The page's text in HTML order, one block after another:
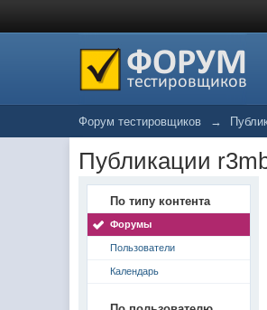
Форум тестировщиков →
Публикации
По типу контента
Форумы
Пользователи
Календарь